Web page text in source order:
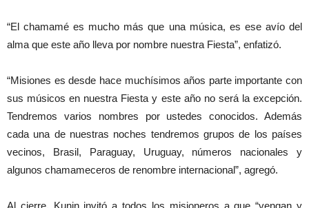
“El chamamé es mucho más que una música, es ese avío del
alma que este año lleva por nombre nuestra Fiesta”, enfatizó.
“Misiones es desde hace muchísimos años parte importante con
sus músicos en nuestra Fiesta y este año no será la excepción.
Tendremos varios nombres por ustedes conocidos. Además
cada una de nuestras noches tendremos grupos de los países
vecinos, Brasil, Paraguay, Uruguay, números nacionales y
algunos chamameceros de renombre internacional”, agregó.